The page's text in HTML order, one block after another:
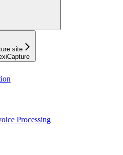
site
Processing